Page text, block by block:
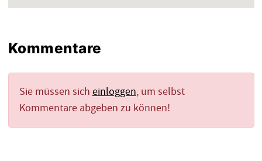
Kommentare
Sie müssen sich einloggen, um selbst
Kommentare abgeben zu können!